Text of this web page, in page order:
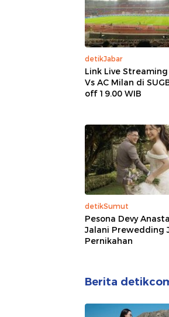
detikJabar
Link Live Streaming
Vs AC Milan di
off 19.00 WIB
detikSumut
Pesona Devy
Jalani Prewedding
Pernikahan
Berita